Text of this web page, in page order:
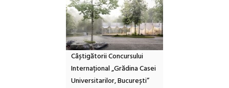
Câștigătorii Concursului
Internațional „Grădina Casei
Universitarilor, București”